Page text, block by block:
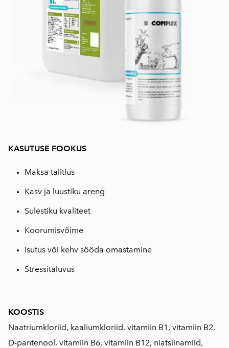
KASUTUSE FOOKUS
Maksa talitlus
Kasv ja luustiku areng
Sulestiku kvaliteet
Koorumisvõime
Isutus või kehv sööda omastamine
Stressitaluvus
KOOSTIS
Naatriumkloriid, kaaliumkloriid, vitamiin B1, vitamiin B2,
D-pantenool, vitamiin B6, vitamiin B12, niatsiinamiid,